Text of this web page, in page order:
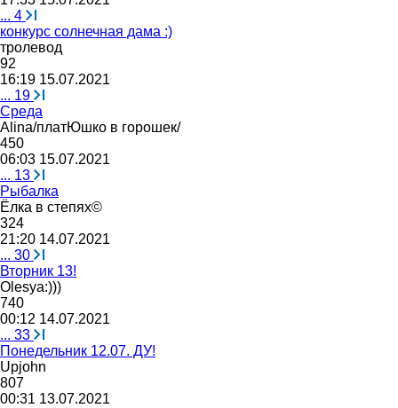
... 4
конкурс солнечная дама :)
тролевод
92
16:19 15.07.2021
... 19
Среда
Alina/платЮшко в горошек/
450
06:03 15.07.2021
... 13
Рыбалка
Ёлка в степях©
324
21:20 14.07.2021
... 30
Вторник 13!
Olesya:)))
740
00:12 14.07.2021
... 33
Понедельник 12.07. ДУ!
Upjohn
807
00:31 13.07.2021